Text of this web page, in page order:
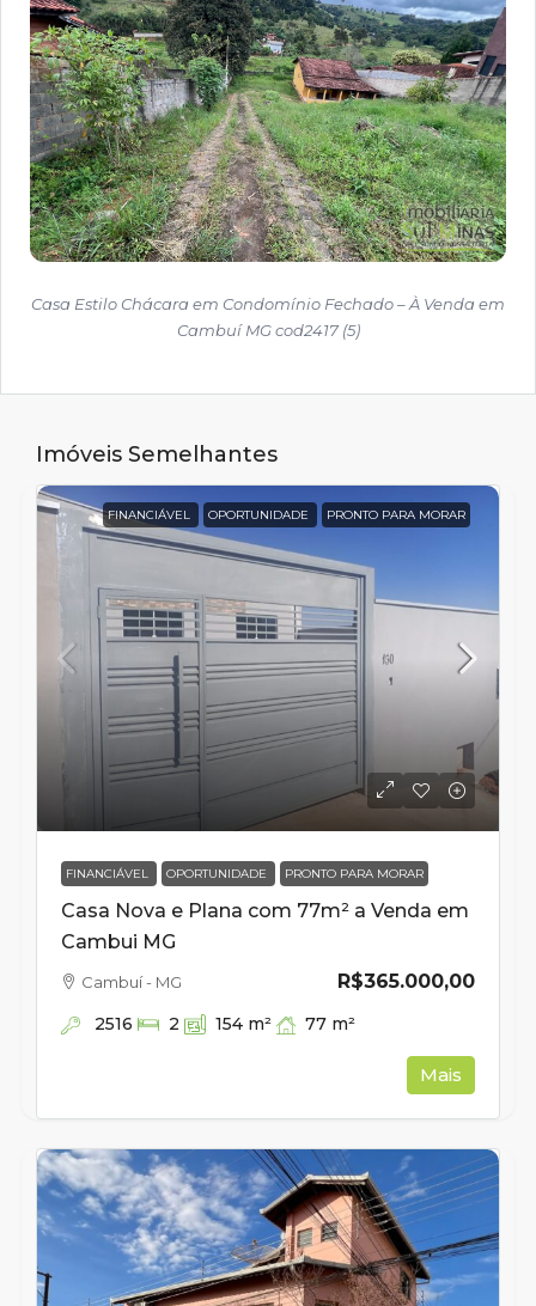
Casa Estilo Chácara em Condomínio Fechado – À Venda em
Cambuí MG cod2417 (5)
Imóveis Semelhantes
FINANCIÁVEL OPORTUNIDADE PRONTO PARA MORAR
FINANCIÁVEL OPORTUNIDADE PRONTO PARA MORAR
Casa Nova e Plana com 77m² a Venda em
Cambui MG
R$365.000,00
Cambuí - MG
2516 2 154 m² 77 m²
Mais